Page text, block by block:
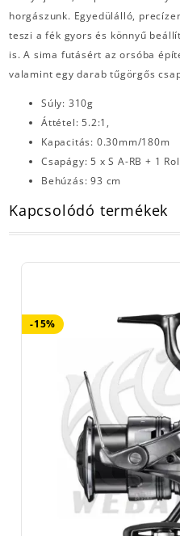
horgászunk. Egyedülálló,
teszi a fék gyors és könnyű
is. A sima futásért az orsóba
valamint egy darab tűgörgős
Súly: 310g
Áttétel: 5.2:1,
Kapacitás: 0.30mm/180m
Csapágy: 5 x S A-RB + 1
Behúzás: 93 cm
Kapcsolódó termékek
-15%